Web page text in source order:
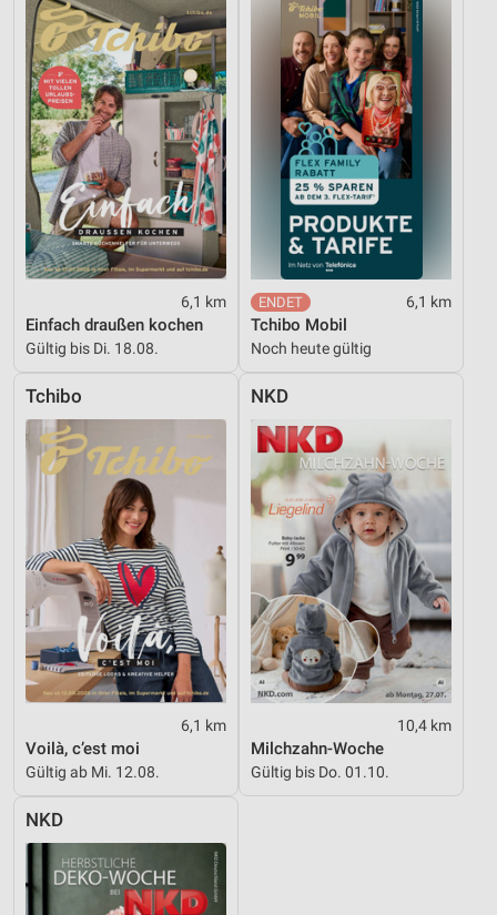
6,1 km
Einfach draußen kochen
Gültig bis Di. 18.08.
6,1 km
Tchibo Mobil
Noch heute gültig
Tchibo
6,1 km
Voilà, c’est moi
Gültig ab Mi. 12.08.
NKD
10,4 km
Milchzahn-Woche
Gültig bis Do. 01.10.
NKD